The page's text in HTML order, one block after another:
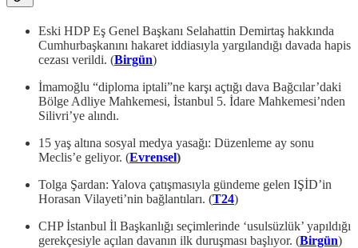
Eski HDP Eş Genel Başkanı Selahattin Demirtaş hakkında
Cumhurbaşkanını hakaret iddiasıyla yargılandığı davada hapis
cezası verildi. (Birgün)
İmamoğlu “diploma iptali”ne karşı açtığı dava Bağcılar’daki
Bölge Adliye Mahkemesi, İstanbul 5. İdare Mahkemesi’nden
Silivri’ye alındı.
15 yaş altına sosyal medya yasağı: Düzenleme ay sonu
Meclis’e geliyor. (Evrensel)
Tolga Şardan: Yalova çatışmasıyla gündeme gelen IŞİD’in
Horasan Vilayeti’nin bağlantıları. (T24)
CHP İstanbul İl Başkanlığı seçimlerinde ‘usulsüzlük’ yapıldığı
gerekçesiyle açılan davanın ilk duruşması başlıyor. (Birgün)